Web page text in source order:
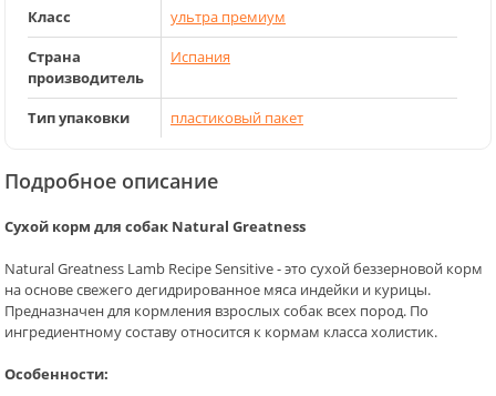
Класс
ультра премиум
Страна
производитель
Испания
Тип упаковки пластиковый пакет
Подробное описание
Сухой корм для собак Natural Greatness
Natural Greatness Lamb Recipe Sensitive - это сухой беззерновой корм
на основе свежего дегидрированное мяса индейки и курицы.
Предназначен для кормления взрослых собак всех пород. По
ингредиентному составу относится к кормам класса холистик.
Особенности: